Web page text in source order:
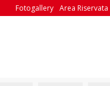
Area Riservata
Fotogallery